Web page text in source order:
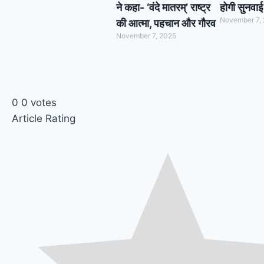
ने कहा- ‘वंदे मातरम्’ राष्ट्र
की आत्मा, पहचान और गौरव
November 7, 2025
होगी सुनवाई
November 7,
0 0 votes
Article Rating